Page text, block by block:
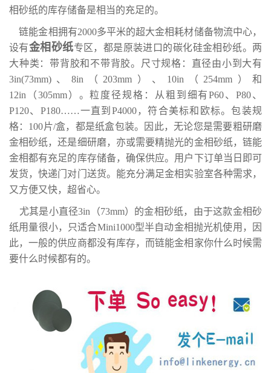
相砂纸的库存储备是相当的充足的。
链能金相拥有2000多平米的超大金相耗材储备物流中心，
设有金相砂纸专区，都是原装进口的碳化硅金相砂纸。两
大种类：带背胶和不带背胶。尺寸规格：直径由小到大有
3in(73mm)、8in（203mm）、10in（254mm）和
12in（305mm）。粒度径规格：从粗到细有P60、P80、
P120、P180……一直到P4000，符合美标和欧标。包装规
格：100片/盒，都是纸盒包装。因此，无论您是需要粗研磨
金相砂纸，还是细研磨，亦或需要精抛光的金相砂纸，链能
金相都有充足的库存储备，确保供应。用户下订单当日即可
发货，快递门对门送货。能充分满足金相实验室各种需求，
又方便又快，超省心。
尤其是小直径3in（73mm）的金相砂纸，由于这款金相砂
纸用量很小，只适合Mini1000型半自动金相抛光机使用，因
此，一般的供应商都没有库存，而链能金相家你什么时候需
要什么时候都有的。